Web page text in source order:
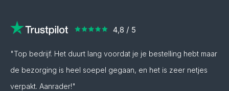
"Top bedrijf. Het duurt lang voordat je je bestelling hebt maar
de bezorging is heel soepel gegaan, en het is zeer netjes
verpakt. Aanrader!"